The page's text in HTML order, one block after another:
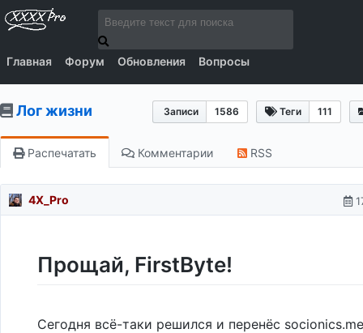
Главная Форум Обновления Вопросы
Записи 1586 Теги 111
Лог жизни
Распечатать Комментарии RSS
4X_Pro
Прощай, FirstByte!
Сегодня всё-таки решился и перенёс